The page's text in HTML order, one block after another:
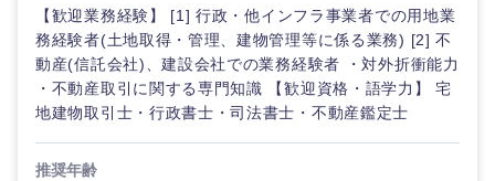
【歓迎業務経験】 [1] 行政・他インフラ事業者での用地業
務経験者(土地取得・管理、建物管理等に係る業務) [2] 不
動産(信託会社)、建設会社での業務経験者 ・対外折衝能力
・不動産取引に関する専門知識 【歓迎資格・語学力】 宅
地建物取引士・行政書士・司法書士・不動産鑑定士
推奨年齢